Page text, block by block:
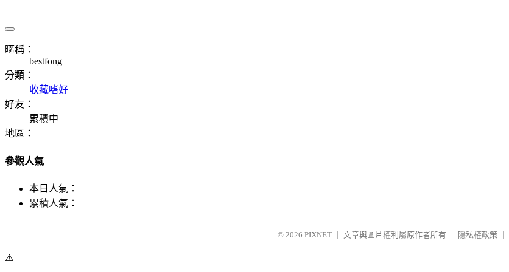
暱稱：
bestfong
分類：
收藏嗜好
好友：
累積中
地區：
參觀人氣
本日人氣：
累積人氣：
© 2026 PIXNET 文章與圖片權利屬原作者所有 隱私權政策
⚠️